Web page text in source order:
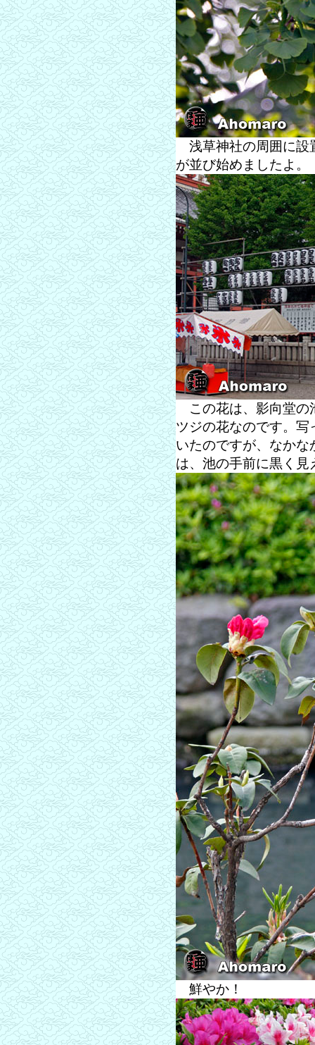
浅草神社の周囲に設
が並び始めましたよ。
この花は、影向堂の
ツジの花なのです。
いたのですが、なかな
は、池の手前に黒く
鮮やか！